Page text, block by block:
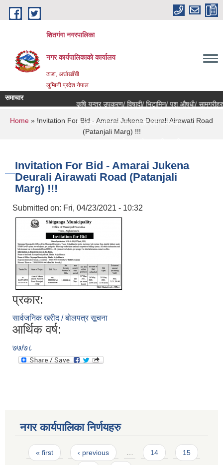
Skip to main content
शितगंगा नगरपालिका
नगर कार्यपालिकाकाे कार्यालय
ठाडा, अर्घाखाँची
लुम्बिनी प्रदेश नेपाल
समाचार
कृषि यन्त्र उपकरण/ विषादी/ भिटामिन/ पशु औषधी/
।।। नि:शुल्क मनोसामाजिक परामर्श सेवा सम्बन्धमा ।।।
You are here
Home » Invitation For Bid - Amarai Jukena Deurali Airawati Road
(Patanjali Marg) !!!
Invitation For Bid - Amarai Jukena
Deurali Airawati Road (Patanjali
Marg) !!!
Submitted on: Fri, 04/23/2021 - 10:32
प्रकार:
सार्वजनिक खरीद / बोलपत्र सूचना
आर्थिक वर्ष:
७७/७८
नगर कार्यपालिका निर्णयहरु
Pages
« first ‹ previous … 14 15